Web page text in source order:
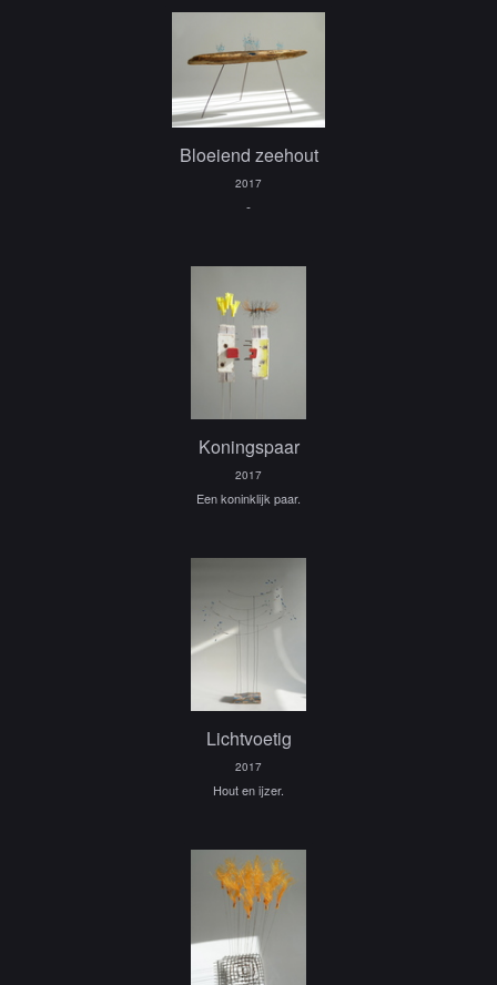
Bloeiend zeehout
2017
-
Koningspaar
2017
Een koninklijk paar.
Lichtvoetig
2017
Hout en ijzer.